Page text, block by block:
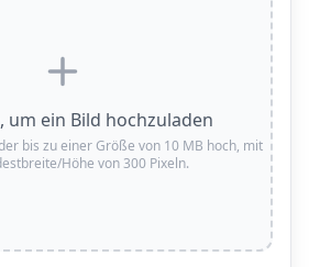
um ein Bild hochzuladen
bis zu einer Größe von 10 MB hoch, mit
Höhe von 300 Pixeln.